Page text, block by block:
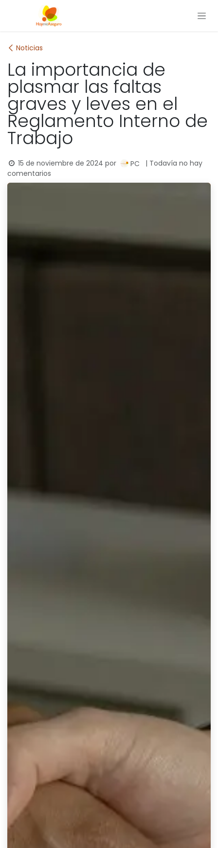
Ir al contenido
Noticias
La importancia de
plasmar las faltas
graves y leves en el
Reglamento Interno de
Trabajo
15 de noviembre de 2024 por PC
| Todavía no hay
comentarios